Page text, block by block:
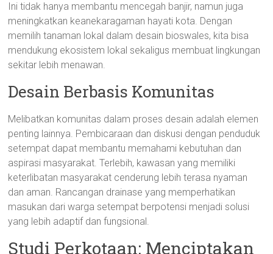
Ini tidak hanya membantu mencegah banjir, namun juga
meningkatkan keanekaragaman hayati kota. Dengan
memilih tanaman lokal dalam desain bioswales, kita bisa
mendukung ekosistem lokal sekaligus membuat lingkungan
sekitar lebih menawan.
Desain Berbasis Komunitas
Melibatkan komunitas dalam proses desain adalah elemen
penting lainnya. Pembicaraan dan diskusi dengan penduduk
setempat dapat membantu memahami kebutuhan dan
aspirasi masyarakat. Terlebih, kawasan yang memiliki
keterlibatan masyarakat cenderung lebih terasa nyaman
dan aman. Rancangan drainase yang memperhatikan
masukan dari warga setempat berpotensi menjadi solusi
yang lebih adaptif dan fungsional.
Studi Perkotaan: Menciptakan